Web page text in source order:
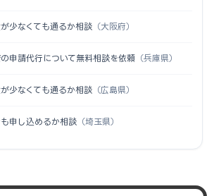
少なくても通るか相談 （大阪府）
申請代行について無料相談を依頼 （兵庫県）
少なくても通るか相談 （広島県）
申し込めるか相談 （埼玉県）